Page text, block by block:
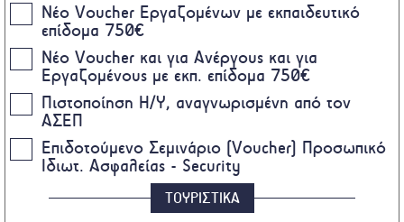
Nέο Voucher Εργαζομένων με εκπαιδευτικό
επίδομα 750€
Νέο Voucher και για Ανέργους και για
Εργαζομένους με εκπ. επίδομα 750€
Πιστοποίηση Η/Υ, αναγνωρισμένη από τον
ΑΣΕΠ
Επιδοτούμενο Σεμινάριο (Voucher) Προσωπικό
Ιδιωτ. Ασφαλείας - Security
ΤΟΥΡΙΣΤΙΚΑ